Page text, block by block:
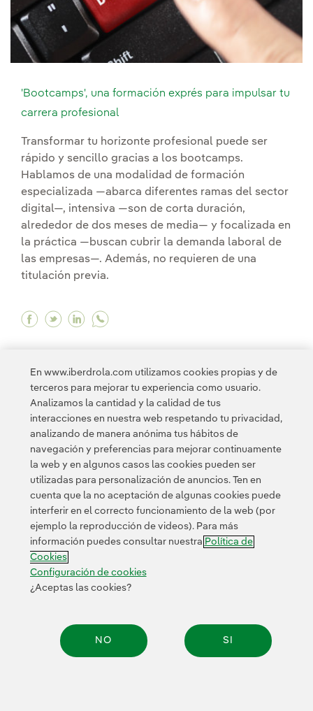
'Bootcamps', una formación exprés para impulsar tu
carrera profesional
Transformar tu horizonte profesional puede ser
rápido y sencillo gracias a los bootcamps.
Hablamos de una modalidad de formación
especializada —abarca diferentes ramas del sector
digital—, intensiva —son de corta duración,
alrededor de dos meses de media— y focalizada en
la práctica —buscan cubrir la demanda laboral de
las empresas—. Además, no requieren de una
titulación previa.
Facebook 'Bootcamps', una formación
Twitter 'Bootcamps', una formación
Linkedin 'Bootcamps', una formación
< 1 2 3 4 5 >
Contacta Clientes Política de Privacidad Información legal
Transparencia en el uso de la IA Política de cookies
Configuración de cookies Accesibilidad
En www.iberdrola.com utilizamos cookies propias y de
terceros para mejorar tu experiencia como usuario.
Analizamos la cantidad y la calidad de tus
interacciones en nuestra web respetando tu privacidad,
analizando de manera anónima tus hábitos de
navegación y preferencias para mejorar continuamente
la web y en algunos casos las cookies pueden ser
utilizadas para personalización de anuncios. Ten en
cuenta que la no aceptación de algunas cookies puede
interferir en el correcto funcionamiento de la web (por
ejemplo la reproducción de videos). Para más
información puedes consultar nuestra Política de
Cookies
Configuración de cookies
¿Aceptas las cookies?
NO SI